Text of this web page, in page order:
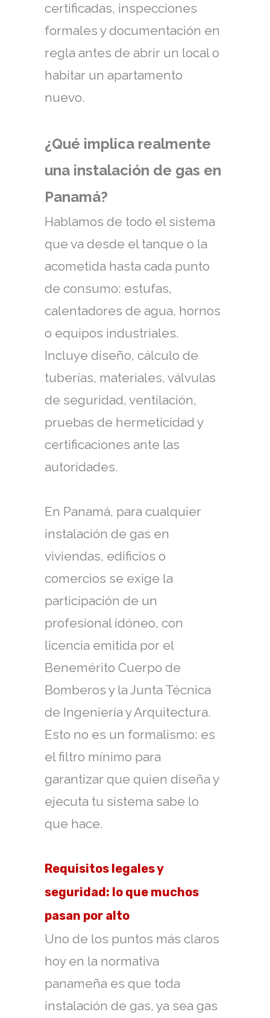
certificadas, inspecciones
formales y documentación en
regla antes de abrir un local o
habitar un apartamento
nuevo.
¿Qué implica realmente
una instalación de gas en
Panamá?
Hablamos de todo el sistema
que va desde el tanque o la
acometida hasta cada punto
de consumo: estufas,
calentadores de agua, hornos
o equipos industriales.
Incluye diseño, cálculo de
tuberías, materiales, válvulas
de seguridad, ventilación,
pruebas de hermeticidad y
certificaciones ante las
autoridades.
En Panamá, para cualquier
instalación de gas en
viviendas, edificios o
comercios se exige la
participación de un
profesional idóneo, con
licencia emitida por el
Benemérito Cuerpo de
Bomberos y la Junta Técnica
de Ingeniería y Arquitectura.
Esto no es un formalismo: es
el filtro mínimo para
garantizar que quien diseña y
ejecuta tu sistema sabe lo
que hace.
Requisitos legales y
seguridad: lo que muchos
pasan por alto
Uno de los puntos más claros
hoy en la normativa
panameña es que toda
instalación de gas, ya sea gas